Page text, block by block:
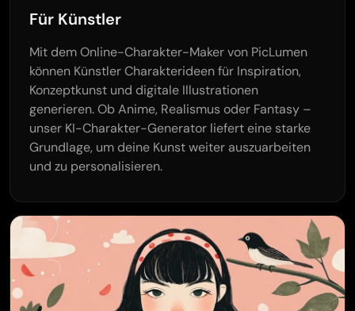
Für Künstler
Mit dem Online-Charakter-Maker von PicLumen
können Künstler Charakterideen für Inspiration,
Konzeptkunst und digitale Illustrationen
generieren. Ob Anime, Realismus oder Fantasy –
unser KI-Charakter-Generator liefert eine starke
Grundlage, um deine Kunst weiter auszuarbeiten
und zu personalisieren.